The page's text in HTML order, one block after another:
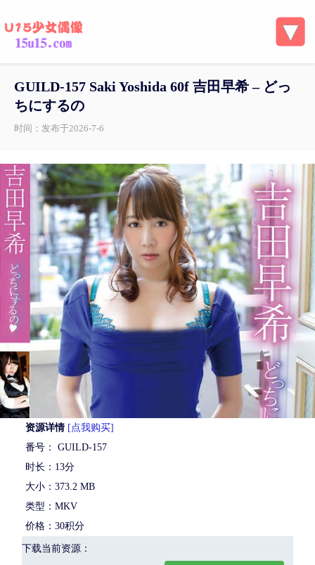
GUILD-157 Saki Yoshida 60f 吉田早希 – どっ
ちにするの
时间：发布于2026-7-6
资源详情 [点我购买]
番号： GUILD-157
时长：13分
大小：373.2 MB
类型：MKV
价格：30积分
下载当前资源：